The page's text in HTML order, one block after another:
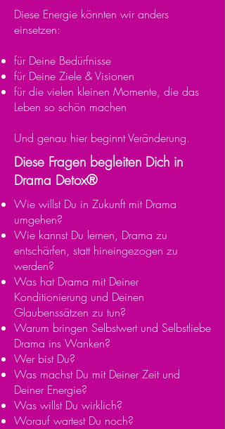
Diese Energie könnten wir anders
einsetzen:
für Deine Bedürfnisse
für Deine Ziele & Visionen
für die vielen kleinen Momente, die das
Leben so schön machen
Und genau hier beginnt Veränderung.
Diese Fragen begleiten Dich in
Drama Detox®
Wie willst Du in Zukunft mit Drama
umgehen?
Wie kannst Du lernen, Drama zu
entschärfen, statt hineingezogen zu
werden?
Was hat Drama mit Deiner
Konditionierung und Deinen
Glaubenssätzen zu tun?
Warum bringen Selbstwert und Selbstliebe
Drama ins Wanken?
Wer bist Du?
Was machst Du mit Deiner Zeit und
Deiner Energie?
Was willst Du wirklich?
Worauf wartest Du noch?